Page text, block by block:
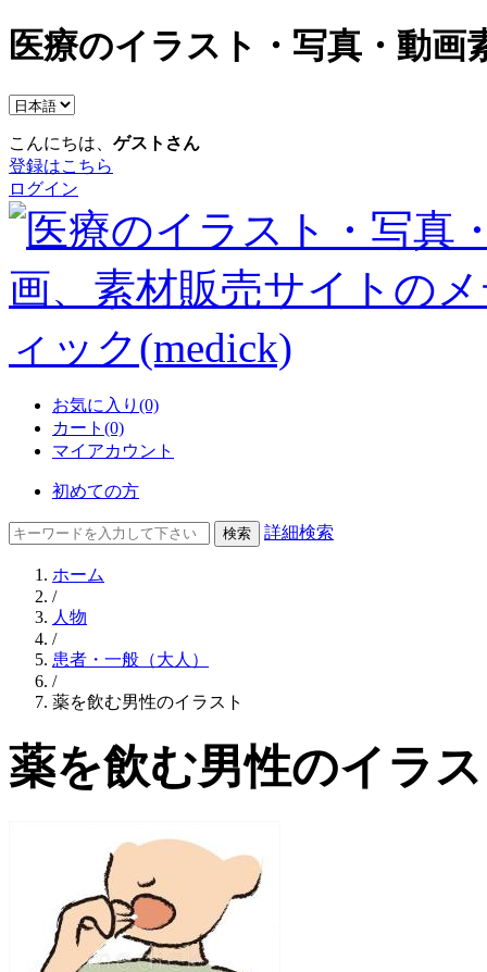
医療のイラスト・写真・動画
こんにちは、 ゲストさん
登録はこちら
ログイン
お気に入り(0)
カート(0)
マイアカウント
初めての方
詳細検索
ホーム
/
人物
/
患者・一般（大人）
/
薬を飲む男性のイラスト
薬を飲む男性のイラ